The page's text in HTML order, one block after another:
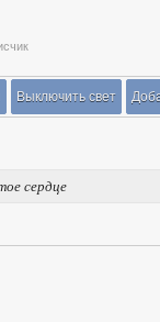
Выключить свет
сердце